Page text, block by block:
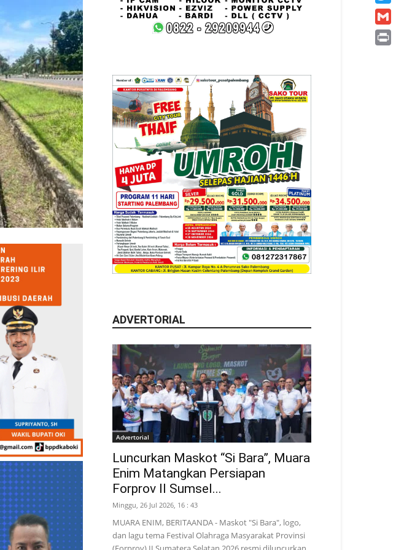
ADVERTORIAL
Advertorial
Luncurkan Maskot “Si Bara”, Muara
Enim Matangkan Persiapan
Forprov II Sumsel...
Minggu, 26 Jul 2026, 16 : 43
MUARA ENIM, BERITAANDA - Maskot "Si Bara", logo,
dan lagu tema Festival Olahraga Masyarakat Provinsi